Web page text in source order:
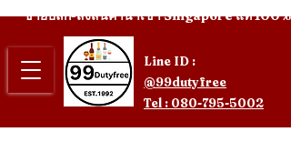
Line ID :
@99dutyfree
Tel : 080-795-5002
ขายปลีก-ส่งสินค้านำเข้า Singapore แท้ 100%